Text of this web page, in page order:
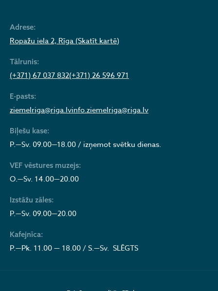
Adrese:
Ropažu iela 2, Rīga (Skatīt kartē)
Tālrunis:
(+371) 67 037 832(+371) 26 596 971
E-pasts:
ziemelriga@riga.lvinfo.ziemelriga@riga.lv
Biļešu kase:
P.—Sv. 09.00—18.00 / izņemot svētku dienas.
VEF vēstures muzejs:
O.—Sv. 14.00—20.00
Izstāžu zāles:
P.—Sv. 09.00—20.00
Kafejnīca:
P.—Pk. 11.00 — 18.00 / S.—Sv. SLĒGTS